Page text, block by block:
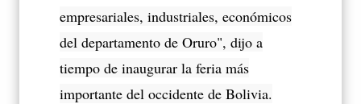
empresariales, industriales, económicos
del departamento de Oruro", dijo a
tiempo de inaugurar la feria más
importante del occidente de Bolivia.